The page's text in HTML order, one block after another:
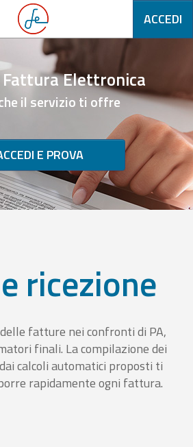
ACCEDI
Elettronica
il servizio ti offre
E PROVA
ricezione
fatture nei confronti di PA,
finali. La compilazione dei
calcoli automatici proposti ti
rapidamente ogni fattura.